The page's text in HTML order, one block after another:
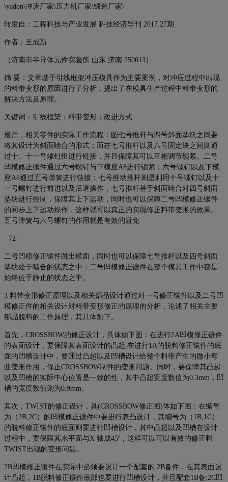
\yadon\冲床厂家\压力机厂家\锻造厂家\
转发自：工程科技与产业发展 科技经济导刊 2017.27期
作者：王成新
（济南市半导体元件实验所 山东 济南 250013）
摘 要：文章基于引线框架冲压模具作为主要案例，对冲压过程中出现
的料带变形的原因进行了分析，提出了在模具生产过程中料带变形的
解决方法及原理。
关键词：引线框架；料带变形；改进方式
最后，相关零件的实际工作流程：图七号推杆与四号斜面垫块之间要
将其设计为斜面啮合的形式；而在七号推杆以及八号固定块之间则通
过十、十一号螺钉组进行链接，并且保障其可以互相调节锁紧。二号
凹模修正镶件通过六号螺钉与下模座A8进行锁紧；六号螺钉以及下模
座A8通过五号弹簧进行链接；七号推动推杆则是利用十号螺钉以及十
一号螺钉进行前进以及后退操作，七号推杆基于斜面啮合对四号斜面
垫块进行控制，保障其上下运动，同时也可以保障二号凹模修正镶件
的同步上下运动操作，这样就可以真正的实现修正料带变形的效果。
五号弹簧与六号螺钉的作用就是有效的避免
- 72 -
二号凹模修正镶件跳出模面，同时也可以保障七号推杆以及四号斜面
垫块处于啮合的状态之中；二号凹模修正镶件在整个模具工作中都是
始终位于静止的状态之中。
3 料带变形修正原理以及相关部品设计通过对一号修正镶件以及二号凹
模修正件的相关设计对料带变形修正的原理的分析，论述了相关主要
部品脱料的工作原理，其具体如下。
首先，CROSSBOW的修正设计，具体如下图：在进行2A凹模修正镶件
的表面设计，要保障其表面设计的凸起,在进行1A的脱料修正镶件的底
面的凹槽设计中，要通过凸起以及凹槽设计给整个料带产生的微小弯
曲变形作用，修正CROSSBOW制件的变形问题。同时，要保障其凸起
以及凹槽的实际中心位置是一致的性，其中凸起宽度数值为0.3mm，凹
槽的宽度数值则为0.9mm。
其次，TWIST的修正设计，具(CROSSBOW修正图)体如下图：在编号
为（2B,2C）的凹模修正镶件中要进行表凸设计，其编号为（1B,1C）
的脱料修正镶件的底面则要进行凹槽设计，其中凸起以及凹槽在设计
过程中，要保障其水平面与X 轴成45º，这样可以可以有效的修正料
TWIST出现的变形问题。
2B凹模修正镶件在实际中必须要设计一个配套的 2B备件，在其表面设
计凸起，1B脱料修正镶件底部也要进行凹槽设计，并且配套1B备;2C凹